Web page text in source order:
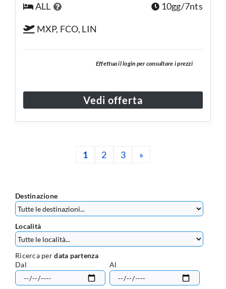
ALL
10gg/7nts
MXP, FCO, LIN
Effettua il login per consultare i prezzi
Vedi offerta
1 2 3 »
Destinazione
Località
Ricerca perdata partenza
Dal
Al